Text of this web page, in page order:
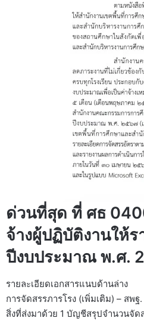
ด่วนที่สุด ที่ ศธ
จ้างผู้ปฏิบัติงานให้
ปีงบประมาณ พ.ศ.
รายละเอียดเอกสารแนบด้านล่าง
การจัดสรรภารโรง (เพิ่มเติม) – สพ
สิ่งที่ส่งมาด้วย 1 บัญชีสรุปจำนวนจัด